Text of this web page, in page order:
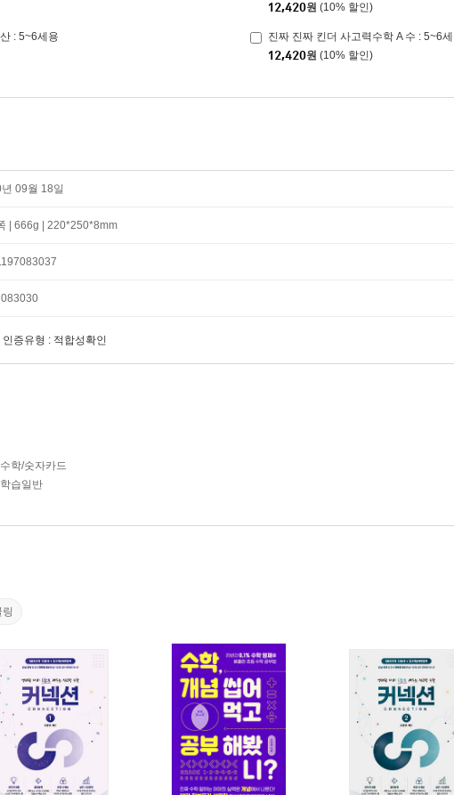
12,420원 (10% 할인)
: 5~6세용
진짜 진짜 킨더 사고력수학 A 수 : 5~6
12,420원 (10% 할인)
09월 18일
| 666g | 220*250*8mm
인증유형 : 적합성확인
학/숫자카드
습일반
링